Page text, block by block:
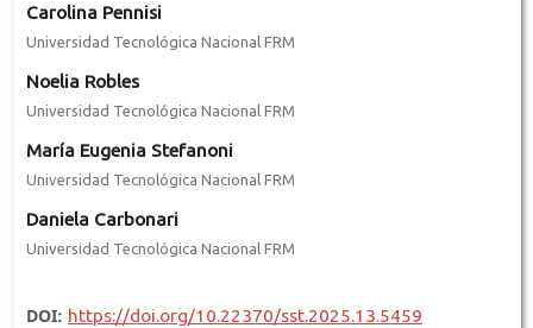
Carolina Pennisi
Universidad Tecnológica Nacional FRM
Noelia Robles
Universidad Tecnológica Nacional FRM
María Eugenia Stefanoni
Universidad Tecnológica Nacional FRM
Daniela Carbonari
Universidad Tecnológica Nacional FRM
DOI: https://doi.org/10.22370/sst.2025.13.5459